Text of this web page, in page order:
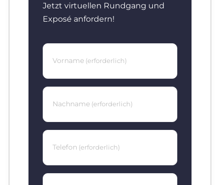
Jetzt virtuellen Rundgang und
Exposé anfordern!
Vorname (erforderlich)
Nachname (erforderlich)
Telefon (erforderlich)